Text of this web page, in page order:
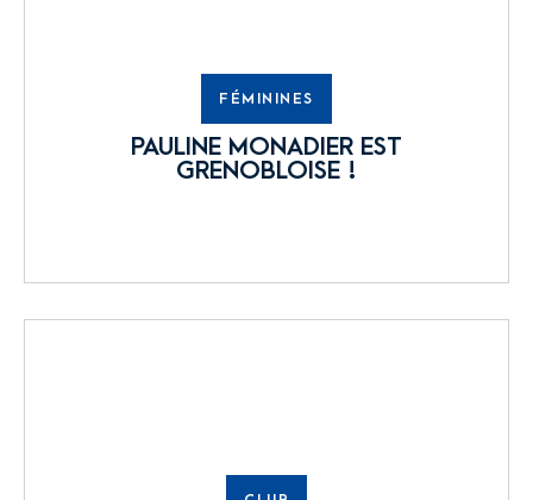
FÉMININES
PAULINE MONADIER EST
GRENOBLOISE !